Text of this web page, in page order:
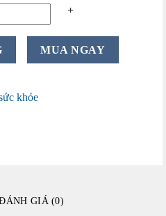
MUA NGAY
khỏe
GIÁ (0)